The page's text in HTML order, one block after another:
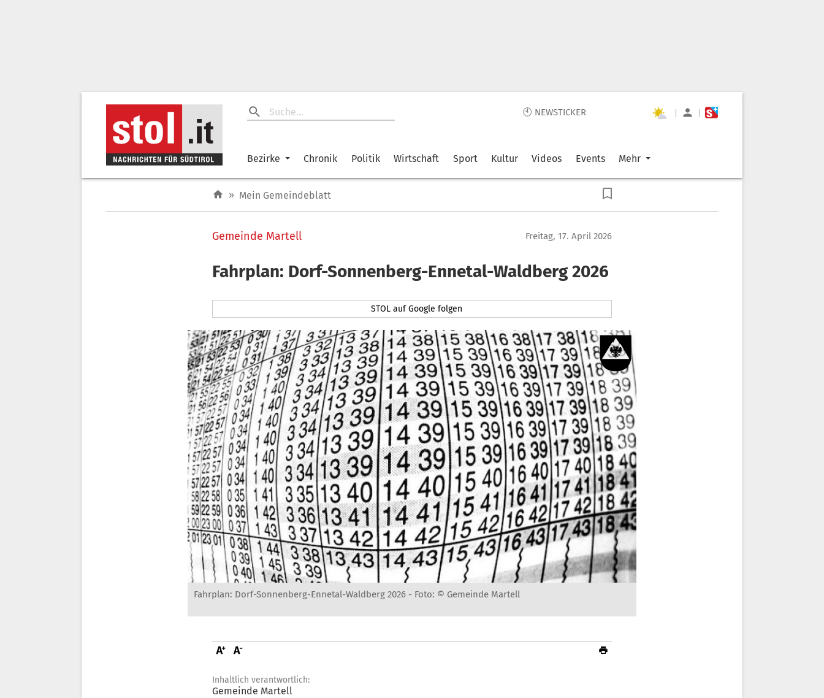
🕙 NEWSTICKER | |
Bezirke Chronik Politik Wirtschaft Sport Kultur Videos Events Mehr
» Mein Gemeindeblatt
Gemeinde Martell Freitag, 17. April 2026
Fahrplan: Dorf-Sonnenberg-Ennetal-Waldberg 2026
STOL auf Google folgen
Fahrplan: Dorf-Sonnenberg-Ennetal-Waldberg 2026 - Foto: © Gemeinde Martell
Inhaltlich verantwortlich:
Gemeinde Martell